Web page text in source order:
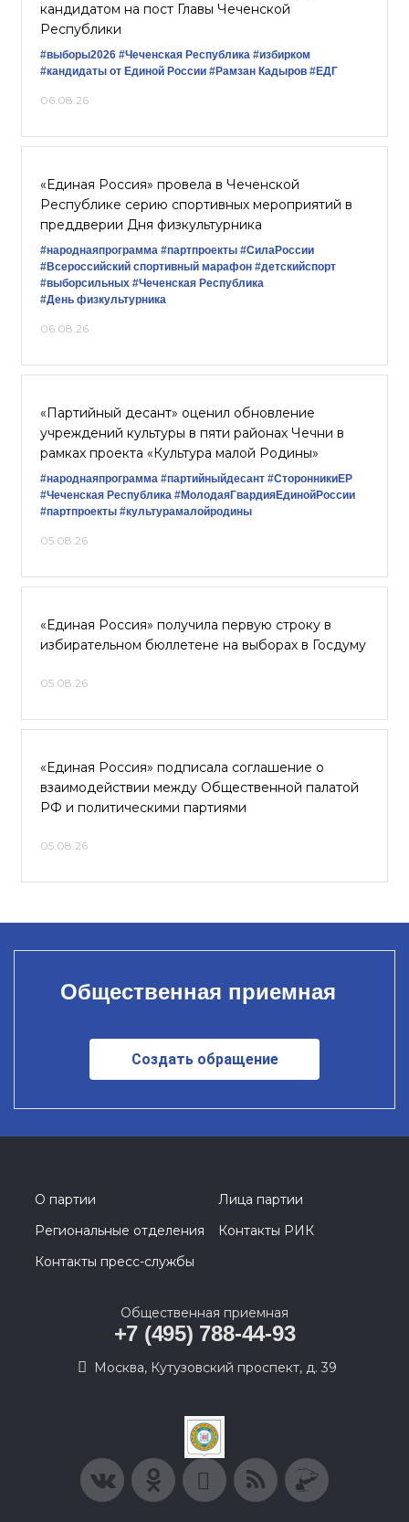
кандидатом на пост Главы Чеченской
Республики
#выборы2026 #Чеченская Республика #избирком
#кандидаты от Единой России #Рамзан Кадыров #ЕДГ
06.08.26
«Единая Россия» провела в Чеченской
Республике серию спортивных мероприятий в
преддверии Дня физкультурника
#народнаяпрограмма #партпроекты #СилаРоссии
#Всероссийский спортивный марафон #детскийспорт
#выборсильных #Чеченская Республика
#День физкультурника
06.08.26
«Партийный десант» оценил обновление
учреждений культуры в пяти районах Чечни в
рамках проекта «Культура малой Родины»
#народнаяпрограмма #партийныйдесант #СторонникиЕР
#Чеченская Республика #МолодаяГвардияЕдинойРоссии
#партпроекты #культурамалойродины
05.08.26
«Единая Россия» получила первую строку в
избирательном бюллетене на выборах в Госдуму
05.08.26
«Единая Россия» подписала соглашение о
взаимодействии между Общественной палатой
РФ и политическими партиями
05.08.26
Общественная приемная
Создать обращение
О партии
Лица партии
Региональные отделения
Контакты РИК
Контакты пресс-службы
Общественная приемная
+7 (495) 788-44-93
Москва, Кутузовский проспект, д. 39